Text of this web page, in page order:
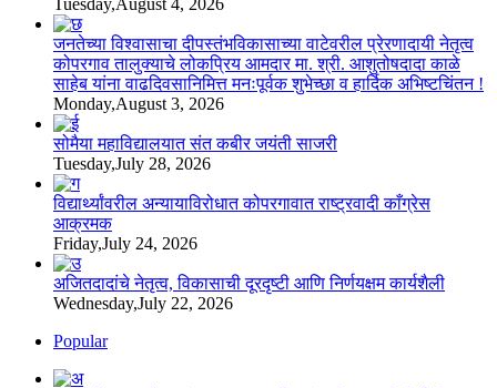
Tuesday,August 4, 2026
जनतेच्या विश्वासाचा दीपस्तंभविकासाच्या वाटेवरील प्रेरणादायी नेतृत्व
कोपरगाव तालुक्याचे लोकप्रिय आमदार मा. श्री. आशुतोषदादा काळे
साहेब यांना वाढदिवसानिमित्त मनःपूर्वक शुभेच्छा व हार्दिक अभिष्टचिंतन !
Monday,August 3, 2026
सोमैया महाविद्यालयात संत कबीर जयंती साजरी
Tuesday,July 28, 2026
विद्यार्थ्यांवरील अन्यायाविरोधात कोपरगावात राष्ट्रवादी काँग्रेस
आक्रमक
Friday,July 24, 2026
अजितदादांचे नेतृत्व, विकासाची दूरदृष्टी आणि निर्णयक्षम कार्यशैली
Wednesday,July 22, 2026
Popular